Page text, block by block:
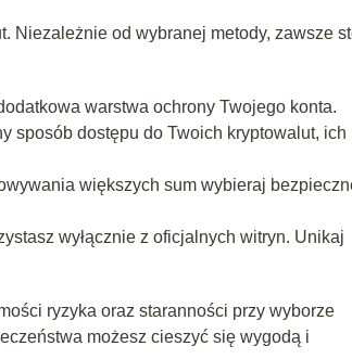
Niezależnie od wybranej metody, zawsze
warstwa ochrony Twojego konta.
sposób dostępu do Twoich kryptowalut, ich
większych sum wybieraj
wyłącznie z oficjalnych witryn. Unikaj
ryzyka oraz staranności przy wyborze
możesz cieszyć się wygodą i